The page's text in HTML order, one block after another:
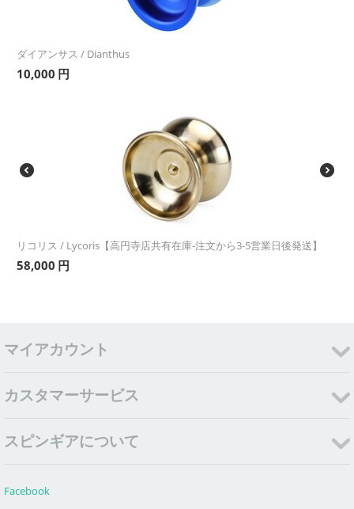
ダイアンサス / Dianthus
10,000 円
リコリス / Lycoris【高円寺店共有在庫-注文から3-5営業日後発送】
58,000 円
マイアカウント
カスタマーサービス
スピンギアについて
Facebook